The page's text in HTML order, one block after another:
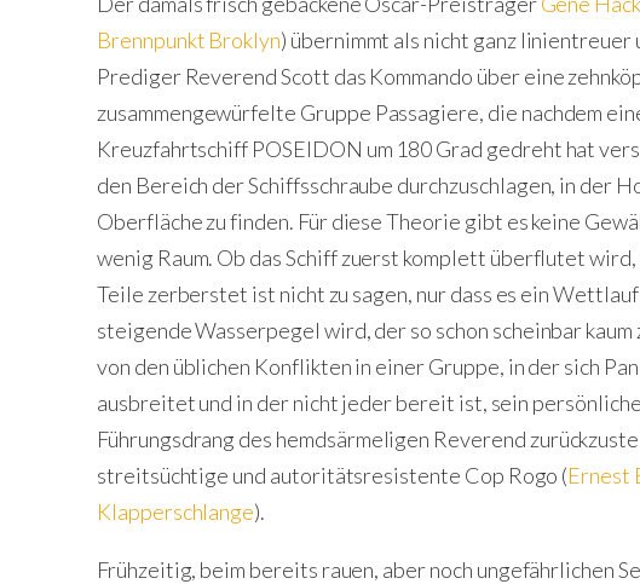
Brennpunkt Broklyn) übernimmt als nicht ganz
Prediger Reverend Scott das Kommando über eine
zusammengewürfelte Gruppe Passagiere, die nachdem
Kreuzfahrtschiff POSEIDON um 180 Grad gedreht hat
den Bereich der Schiffsschraube durchzuschlagen, in der
Oberfläche zu finden. Für diese Theorie gibt es keine
wenig Raum. Ob das Schiff zuerst komplett überflutet
Teile zerberstet ist nicht zu sagen, nur dass es ein
steigende Wasserpegel wird, der so schon scheinbar
von den üblichen Konflikten in einer Gruppe, in der sich
ausbreitet und in der nicht jeder bereit ist, sein
Führungsdrang des hemdsärmeligen Reverend
streitsüchtige und autoritätsresistente Cop Rogo (Ernest
Klapperschlange).
Frühzeitig, beim bereits rauen, aber noch ungefährlichen